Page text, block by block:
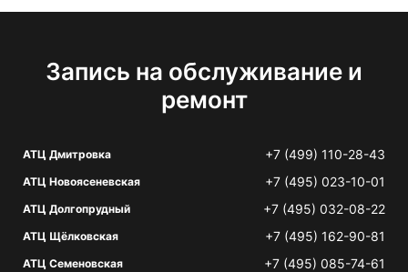
Запись на обслуживание и
ремонт
АТЦ Дмитровка +7 (499) 110-28-43
АТЦ Новоясеневская +7 (495) 023-10-01
АТЦ Долгопрудный +7 (495) 032-08-22
АТЦ Щёлковская +7 (495) 162-90-81
АТЦ Семеновская +7 (495) 085-74-61